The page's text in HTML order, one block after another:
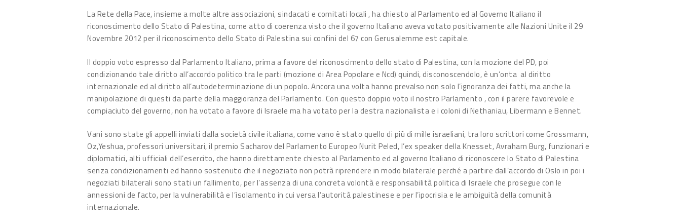
La Rete della Pace, insieme a molte altre associazioni, sindacati e comitati locali , ha chiesto al Parlamento ed al Governo Italiano il
riconoscimento dello Stato di Palestina, come atto di coerenza visto che il governo Italiano aveva votato positivamente alle Nazioni Unite il 29
Novembre 2012 per il riconoscimento dello Stato di Palestina sui confini del 67 con Gerusalemme est capitale.
Il doppio voto espresso dal Parlamento Italiano, prima a favore del riconoscimento dello stato di Palestina, con la mozione del PD, poi
condizionando tale diritto all’accordo politico tra le parti (mozione di Area Popolare e Ncd) quindi, disconoscendolo, è un’onta al diritto
internazionale ed al diritto all’autodeterminazione di un popolo. Ancora una volta hanno prevalso non solo l’ignoranza dei fatti, ma anche la
manipolazione di questi da parte della maggioranza del Parlamento. Con questo doppio voto il nostro Parlamento , con il parere favorevole e
compiaciuto del governo, non ha votato a favore di Israele ma ha votato per la destra nazionalista e i coloni di Nethaniau, Libermann e Bennet.
Vani sono state gli appelli inviati dalla società civile italiana, come vano è stato quello di più di mille israeliani, tra loro scrittori come Grossmann,
Oz,Yeshua, professori universitari, il premio Sacharov del Parlamento Europeo Nurit Peled, l’ex speaker della Knesset, Avraham Burg, funzionari e
diplomatici, alti ufficiali dell’esercito, che hanno direttamente chiesto al Parlamento ed al governo Italiano di riconoscere lo Stato di Palestina
senza condizionamenti ed hanno sostenuto che il negoziato non potrà riprendere in modo bilaterale perché a partire dall’accordo di Oslo in poi i
negoziati bilaterali sono stati un fallimento, per l’assenza di una concreta volontà e responsabilità politica di Israele che prosegue con le
annessioni de facto, per la vulnerabilità e l’isolamento in cui versa l’autorità palestinese e per l’ipocrisia e le ambiguità della comunità
internazionale.